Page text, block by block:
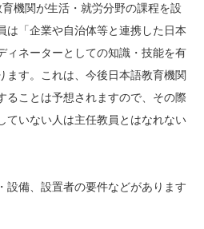
機関が生活・就労分野の課程を設
は「企業や自治体等と連携した日本
ィネーターとしての知識・技能を有
ます。これは、今後日本語教育機関
ることは予想されますので、その際
ていない人は主任教員とはなれない
設備、設置者の要件などがあります